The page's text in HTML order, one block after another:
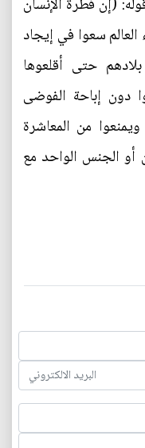
سعوا في إيجاد
حتى أقلعوها
دون إباحة الفوضى
من المعاشرة
أو الجنس الواحد مع